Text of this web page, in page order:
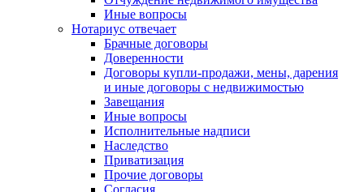
Иные вопросы
Нотариус отвечает
Брачные договоры
Доверенности
Договоры купли-продажи, мены, дарения
и иные договоры с недвижимостью
Завещания
Иные вопросы
Исполнительные надписи
Наследство
Приватизация
Прочие договоры
Согласия